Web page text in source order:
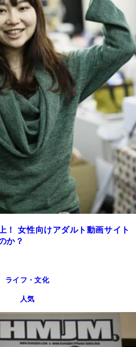
！ 女性向けアダルト動画サイト
か？
ライフ・文化
人気